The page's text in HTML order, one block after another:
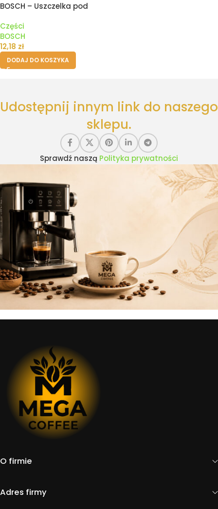
BOSCH – Uszczelka pod
ekspresu
Części
BOSCH
12,18 zł
DODAJ DO KOSZYKA
Udostępnij innym link do naszego
sklepu.
Sprawdź naszą Polityka prywatności
O firmie
Adres firmy